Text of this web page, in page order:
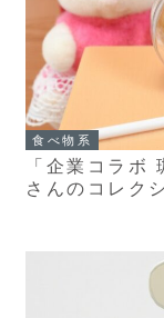
食べ物系
「企業コラボ
さんのコレク